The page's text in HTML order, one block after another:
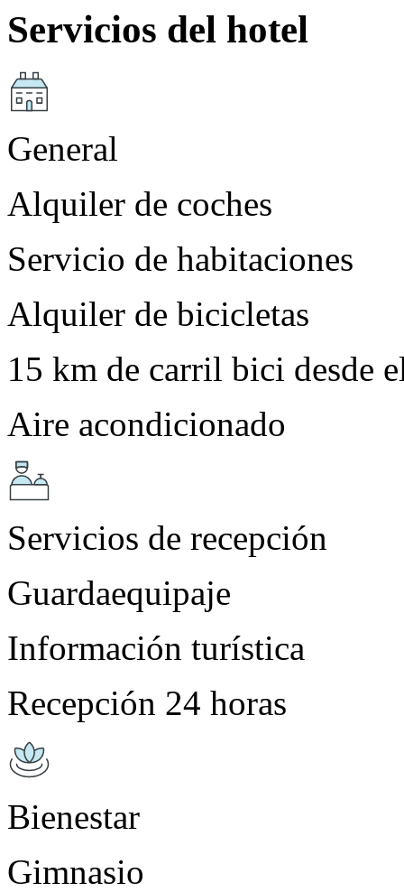
Servicios del hotel
General
Alquiler de coches
Servicio de habitaciones
Alquiler de bicicletas
15 km de carril bici desde
Aire acondicionado
Servicios de recepción
Guardaequipaje
Información turística
Recepción 24 horas
Bienestar
Gimnasio